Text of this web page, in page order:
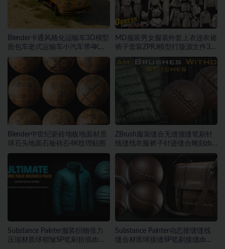
Blender卡通风格化运输车3D模型
面包车老式运输车小汽车带4K纹
理
MD服装男女服装外套上衣连衣裙
裤子套装ZPRJ模型打版源文件3D
服装
Blender中世纪瓷砖地板地面材质
球石头地面石板砖石4K纹理贴图
ZBrush服装缝合无缝接缝笔刷针
线缝线衣服裤子针迹缝合雕刻zb
笔刷
Substance Painter服装织物张力
压缩材质球褶皱SP笔刷折痕zb笔
Substance Painter动态接缝缝线
缝合材质球接缝SP笔刷接缝zb笔